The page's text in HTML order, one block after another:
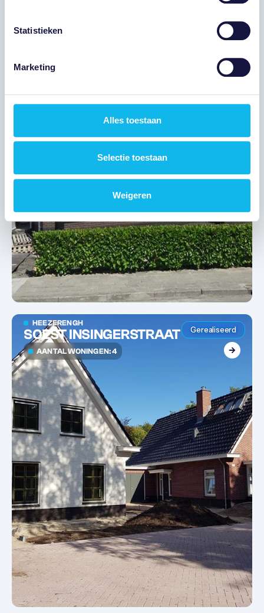
Statistieken
Marketing
Alles toestaan
Selectie toestaan
Weigeren
Gerealiseerd
OUDE WETERING
AANTAL WONINGEN: 2
Gerealiseerd
HEEZERENGH
SOEST INSINGERSTRAAT
AANTAL WONINGEN: 4